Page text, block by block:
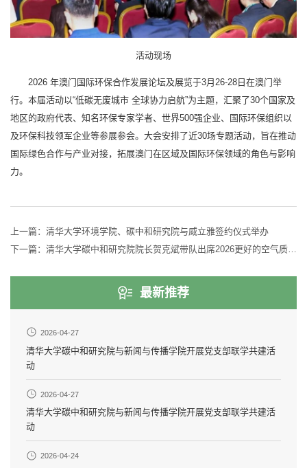
活动现场
2026 年澳门国际环保合作发展论坛及展览于3月26-28日在澳门举
行。本届活动以“低碳无废城市 全球协力启航”为主题，汇聚了30个国家及
地区的政府代表、知名环保专家学者、世界500强企业、国际环保组织以
及环保科技领军企业等参展参会。大会安排了近30场专题活动，旨在推动
国际绿色合作与产业对接，拓展澳门在区域及国际环保领域的角色与影响
力。
上一篇： 清华大学环境学院、碳中和研究院与威立雅签约仪式举办
下一篇： 清华大学碳中和研究院院长贺克斌带队出席2026更好的空气质量大会并作主旨报告
最新推荐
2026-04-27
清华大学碳中和研究院与新闻与传播学院开展党支部联学共建活
动
2026-04-27
清华大学碳中和研究院与新闻与传播学院开展党支部联学共建活
动
2026-04-24